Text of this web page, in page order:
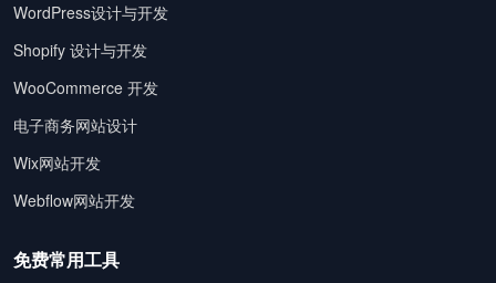
WordPress设计与开发
Shopify 设计与开发
WooCommerce 开发
电子商务网站设计
Wix网站开发
Webflow网站开发
免费常用工具